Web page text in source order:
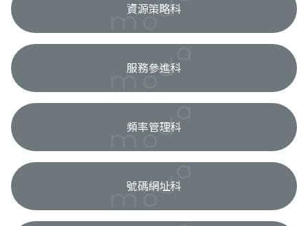
資源策略科
服務參進科
頻率管理科
號碼網址科